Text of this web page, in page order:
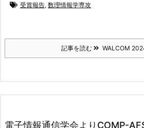
受賞報告, 数理情報学専攻
記事を読む WALCOM
電子情報通信学会よりCOMP-